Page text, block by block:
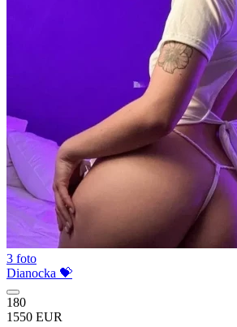
3 foto
Dianocka 💝
180
1550 EUR